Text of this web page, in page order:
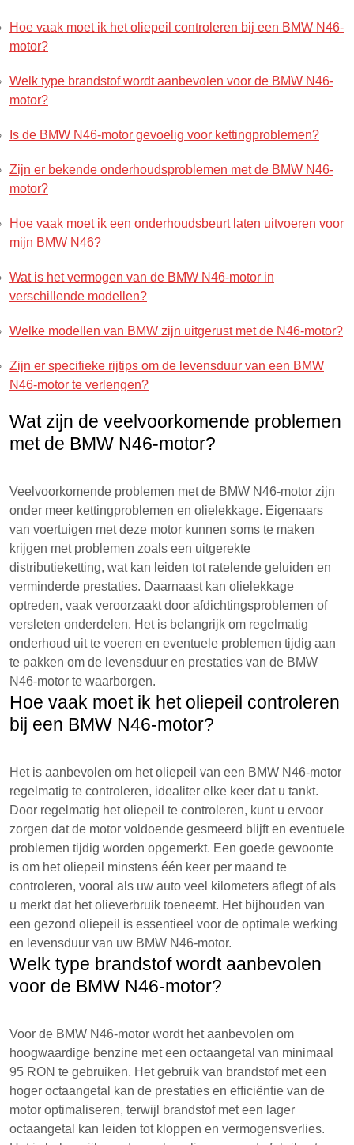
Hoe vaak moet ik het oliepeil controleren bij een BMW N46-
motor?
Welk type brandstof wordt aanbevolen voor de BMW N46-
motor?
Is de BMW N46-motor gevoelig voor kettingproblemen?
Zijn er bekende onderhoudsproblemen met de BMW N46-
motor?
Hoe vaak moet ik een onderhoudsbeurt laten uitvoeren voor
mijn BMW N46?
Wat is het vermogen van de BMW N46-motor in
verschillende modellen?
Welke modellen van BMW zijn uitgerust met de N46-motor?
Zijn er specifieke rijtips om de levensduur van een BMW
N46-motor te verlengen?
Wat zijn de veelvoorkomende problemen
met de BMW N46-motor?
Veelvoorkomende problemen met de BMW N46-motor zijn
onder meer kettingproblemen en olielekkage. Eigenaars
van voertuigen met deze motor kunnen soms te maken
krijgen met problemen zoals een uitgerekte
distributieketting, wat kan leiden tot ratelende geluiden en
verminderde prestaties. Daarnaast kan olielekkage
optreden, vaak veroorzaakt door afdichtingsproblemen of
versleten onderdelen. Het is belangrijk om regelmatig
onderhoud uit te voeren en eventuele problemen tijdig aan
te pakken om de levensduur en prestaties van de BMW
N46-motor te waarborgen.
Hoe vaak moet ik het oliepeil controleren
bij een BMW N46-motor?
Het is aanbevolen om het oliepeil van een BMW N46-motor
regelmatig te controleren, idealiter elke keer dat u tankt.
Door regelmatig het oliepeil te controleren, kunt u ervoor
zorgen dat de motor voldoende gesmeerd blijft en eventuele
problemen tijdig worden opgemerkt. Een goede gewoonte
is om het oliepeil minstens één keer per maand te
controleren, vooral als uw auto veel kilometers aflegt of als
u merkt dat het olieverbruik toeneemt. Het bijhouden van
een gezond oliepeil is essentieel voor de optimale werking
en levensduur van uw BMW N46-motor.
Welk type brandstof wordt aanbevolen
voor de BMW N46-motor?
Voor de BMW N46-motor wordt het aanbevolen om
hoogwaardige benzine met een octaangetal van minimaal
95 RON te gebruiken. Het gebruik van brandstof met een
hoger octaangetal kan de prestaties en efficiëntie van de
motor optimaliseren, terwijl brandstof met een lager
octaangetal kan leiden tot kloppen en vermogensverlies.